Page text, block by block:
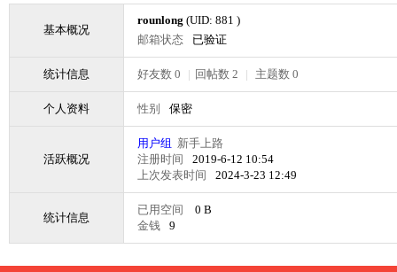
基本概况
rounlong (UID: 881 )
邮箱状态
已验证
统计信息 好友数 0 | 回帖数 2 | 主题数 0
个人资料 性别 保密
活跃概况
用户组 新手上路
注册时间
2019-6-12 10:54
上次发表时间
2024-3-23 12:49
统计信息
已用空间
0 B
金钱
9